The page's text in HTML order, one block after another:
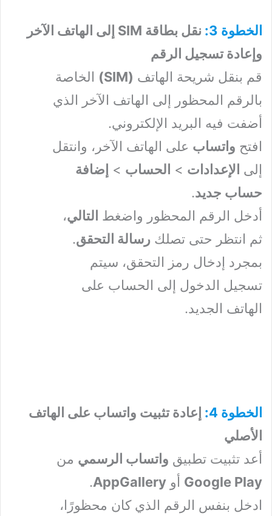
الخطوة 3:
نقل بطاقة SIM إلى الهاتف الآخر
وإعادة تسجيل الرقم
قم بنقل شريحة الهاتف (SIM)
الخاصة
بالرقم المحظور إلى الهاتف الآخر الذي
أضفت فيه البريد الإلكتروني.
افتح واتساب على الهاتف الآخر، وانتقل
إلى الإعدادات > الحساب > إضافة
حساب جديد.
أدخل الرقم المحظور واضغط التالي،
ثم انتظر حتى تصلك رسالة التحقق.
بمجرد إدخال رمز التحقق، سيتم
تسجيل الدخول إلى الحساب على
الهاتف الجديد.
الخطوة 4:
إعادة تثبيت واتساب على الهاتف
الأصلي
أعد تثبيت تطبيق واتساب الرسمي من
Google Play أو AppGallery
.
ادخل بنفس الرقم الذي كان محظورًا،